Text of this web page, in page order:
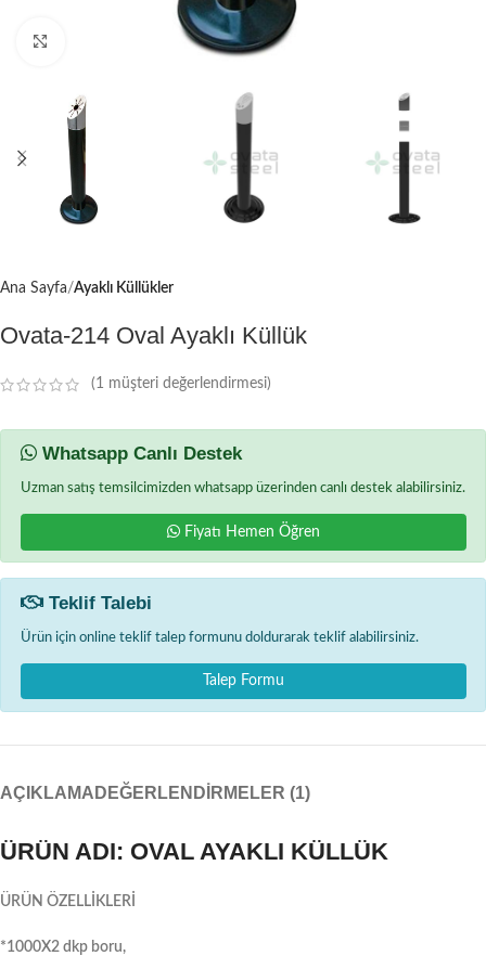
Büyütmek için tıklayın
Ana Sayfa Ayaklı Küllükler
Ovata-214 Oval Ayaklı Küllük
(1 müşteri değerlendirmesi)
Whatsapp Canlı Destek
Uzman satış temsilcimizden whatsapp üzerinden canlı destek alabilirsiniz.
Fiyatı Hemen Öğren
Teklif Talebi
Ürün için online teklif talep formunu doldurarak teklif alabilirsiniz.
Talep Formu
AÇIKLAMA DEĞERLENDIRMELER (1)
ÜRÜN ADI: OVAL AYAKLI KÜLLÜK
ÜRÜN ÖZELLİKLERİ
*1000X2 dkp boru,